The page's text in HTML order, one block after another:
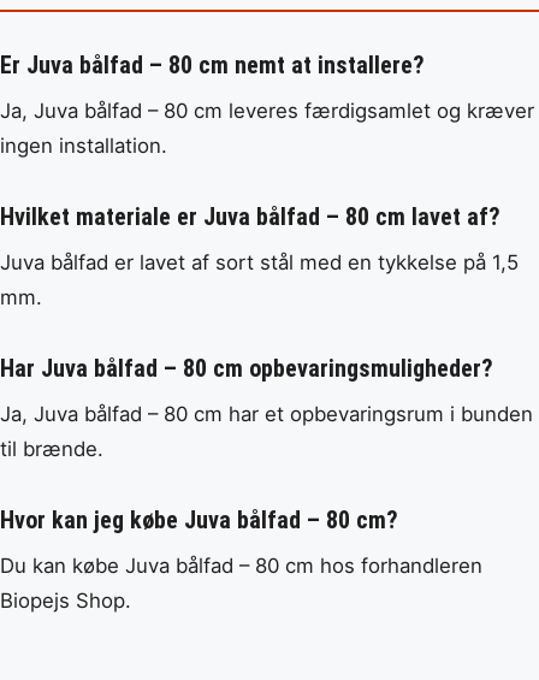
Er Juva bålfad – 80 cm nemt at installere?
Ja, Juva bålfad – 80 cm leveres færdigsamlet og kræver
ingen installation.
Hvilket materiale er Juva bålfad – 80 cm lavet af?
Juva bålfad er lavet af sort stål med en tykkelse på 1,5
mm.
Har Juva bålfad – 80 cm opbevaringsmuligheder?
Ja, Juva bålfad – 80 cm har et opbevaringsrum i bunden
til brænde.
Hvor kan jeg købe Juva bålfad – 80 cm?
Du kan købe Juva bålfad – 80 cm hos forhandleren
Biopejs Shop.